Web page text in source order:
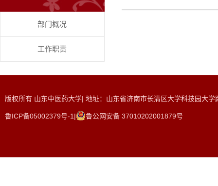
部门概况
工作职责
版权所有 山东中医药大学| 地址：山东省济南市长清区大学科技园大
鲁ICP备05002379号-1| 鲁公网安备 37010202001879号